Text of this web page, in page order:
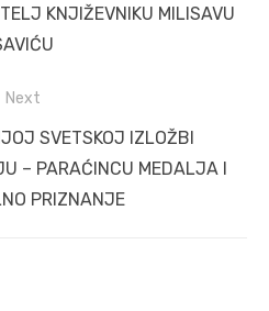
KNJIŽEVNIKU MILISAVU
Next
SVETSKOJ IZLOŽBI
– PARAĆINCU MEDALJA I
PRIZNANJE